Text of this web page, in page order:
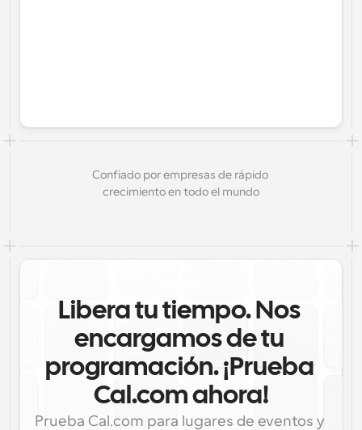
Confiado por empresas de rápido
crecimiento en todo el mundo
Libera tu tiempo. Nos
encargamos de tu
programación. ¡Prueba
Cal.com ahora!
Prueba Cal.com para lugares de eventos y